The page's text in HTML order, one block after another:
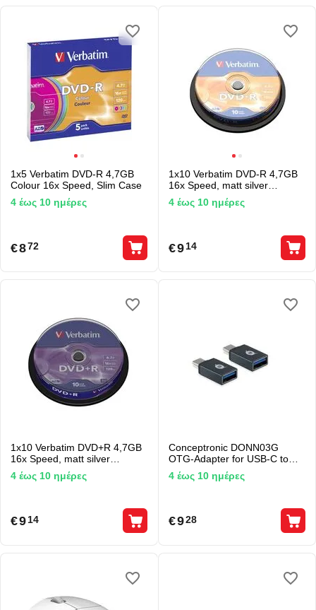
1x5 Verbatim DVD-R 4,7GB
Colour 16x Speed, Slim Case
4 έως 10 ημέρες
€8 72
1x10 Verbatim DVD-R 4,7GB
16x Speed, matt silver
Cakebox
4 έως 10 ημέρες
€9 14
1x10 Verbatim DVD+R 4,7GB
16x Speed, matt silver
Cakebox
4 έως 10 ημέρες
€9 14
Conceptronic DONN03G
OTG-Adapter for USB-C to
USB-A
4 έως 10 ημέρες
€9 28